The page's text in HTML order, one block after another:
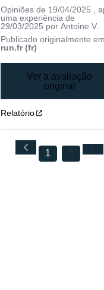
Opiniões de 19/04/2025 ,
uma experiência de
29/03/2025 porAntoine V.
Publicado originalmente
run.fr (fr)
Ver a avaliação
original
Relatório
1 5